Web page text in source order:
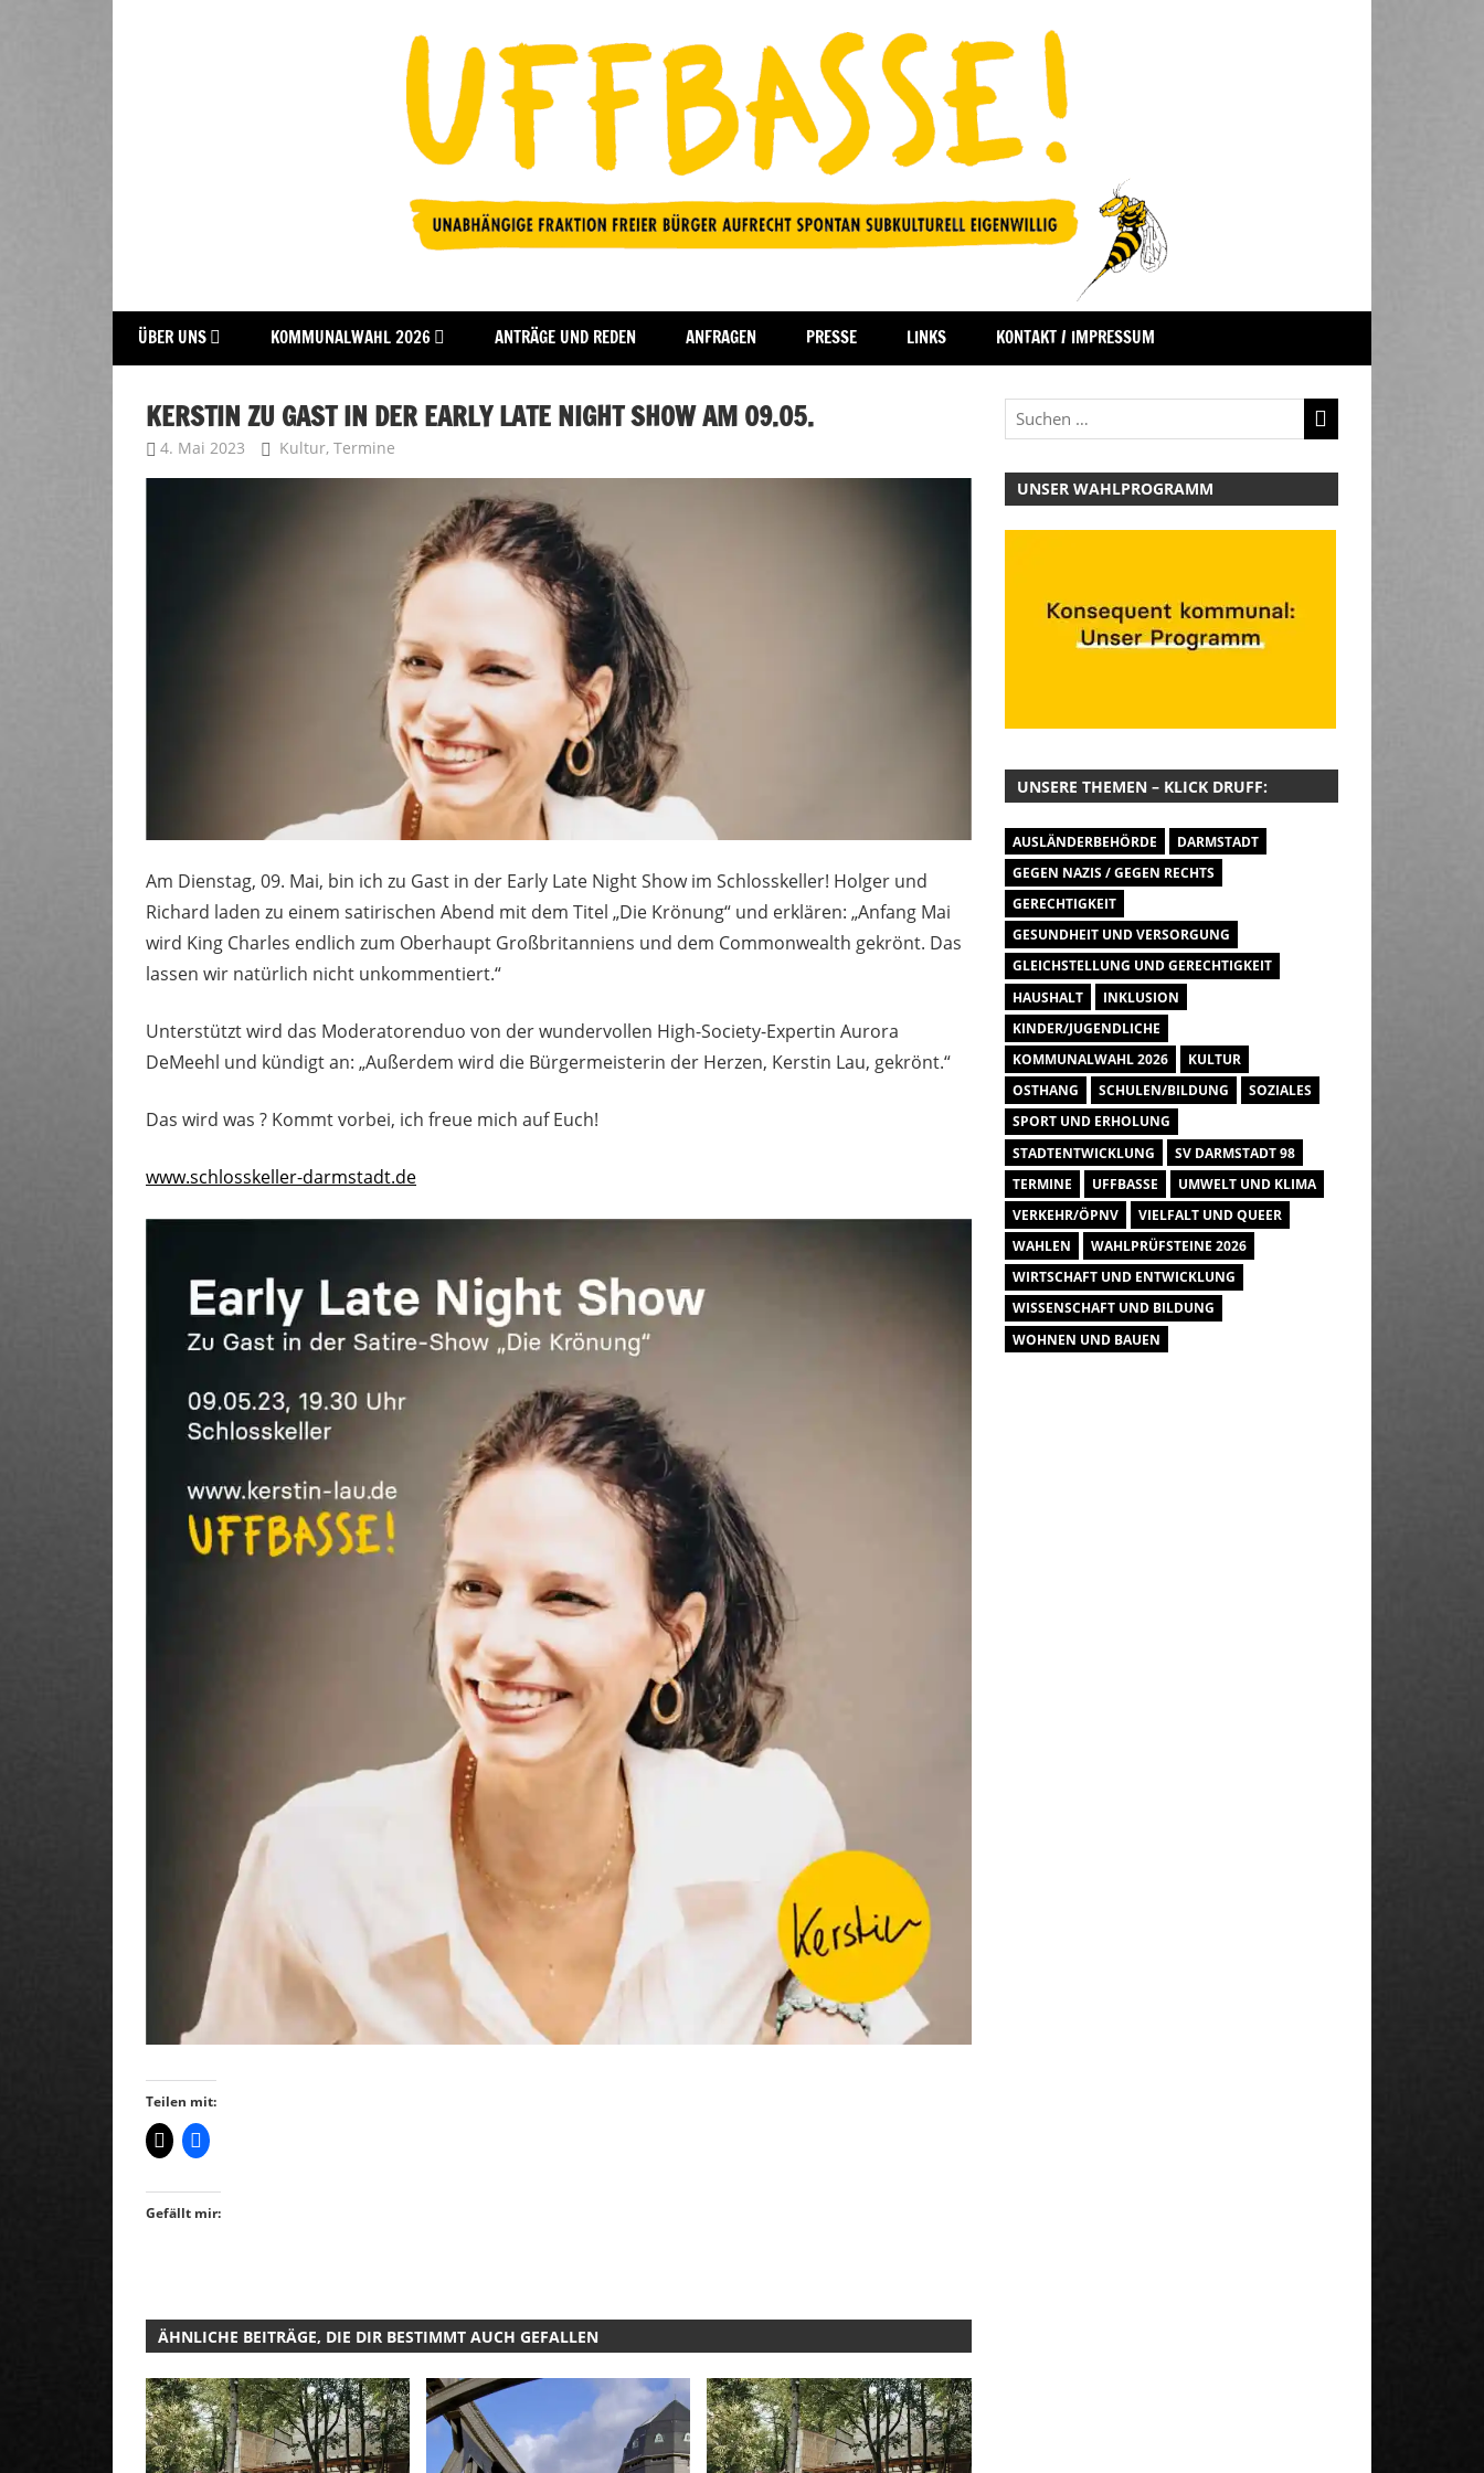
UFFBASSE!
Darmstadt
ÜBER UNS KOMMUNALWAHL 2026 ANTRÄGE UND REDEN ANFRAGEN PRESSE LINKS KONTAKT / IMPRESSUM
KERSTIN ZU GAST IN DER EARLY LATE NIGHT SHOW AM 09.05.
4. Mai 2023 Uffbasse
Kultur,Termine
Am Dienstag, 09. Mai, bin ich zu Gast in der Early Late Night Show im Schlosskeller! Holger und
Richard laden zu einem satirischen Abend mit dem Titel „Die Krönung“ und erklären: „Anfang Mai
wird King Charles endlich zum Oberhaupt Großbritanniens und dem Commonwealth gekrönt. Das
lassen wir natürlich nicht unkommentiert.“
Unterstützt wird das Moderatorenduo von der wundervollen High-Society-Expertin Aurora
DeMeehl und kündigt an: „Außerdem wird die Bürgermeisterin der Herzen, Kerstin Lau, gekrönt.“
Das wird was ? Kommt vorbei, ich freue mich auf Euch!
www.schlosskeller-darmstadt.de
Teilen mit:
Gefällt mir:
ÄHNLICHE BEITRÄGE, DIE DIR BESTIMMT AUCH GEFALLEN
UNSER WAHLPROGRAMM
UNSERE THEMEN – KLICK DRUFF:
AUSLÄNDERBEHÖRDE
DARMSTADT
GEGEN NAZIS / GEGEN RECHTS
GERECHTIGKEIT
GESUNDHEIT UND VERSORGUNG
GLEICHSTELLUNG UND GERECHTIGKEIT
HAUSHALT
INKLUSION
KINDER/JUGENDLICHE
KOMMUNALWAHL 2026
KULTUR
OSTHANG
SCHULEN/BILDUNG
SOZIALES
SPORT UND ERHOLUNG
STADTENTWICKLUNG
SV DARMSTADT 98
TERMINE
UFFBASSE
UMWELT UND KLIMA
VERKEHR/ÖPNV
VIELFALT UND QUEER
WAHLEN
WAHLPRÜFSTEINE 2026
WIRTSCHAFT UND ENTWICKLUNG
WISSENSCHAFT UND BILDUNG
WOHNEN UND BAUEN